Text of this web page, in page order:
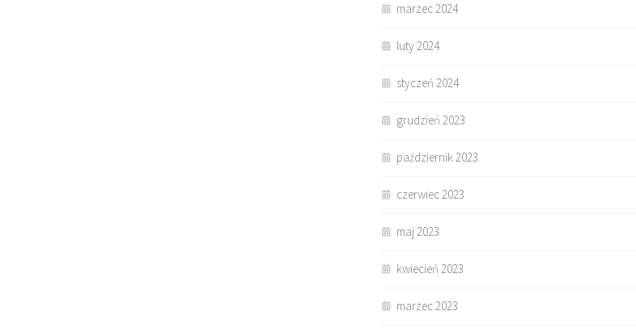
marzec 2024
luty 2024
styczeń 2024
grudzień 2023
październik 2023
czerwiec 2023
maj 2023
kwiecień 2023
marzec 2023